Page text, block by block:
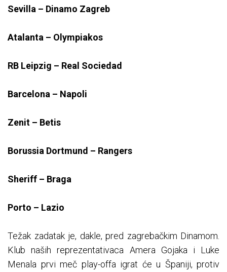
Sevilla – Dinamo Zagreb
Atalanta – Olympiakos
RB Leipzig – Real Sociedad
Barcelona – Napoli
Zenit – Betis
Borussia Dortmund – Rangers
Sheriff – Braga
Porto – Lazio
Težak zadatak je, dakle, pred zagrebačkim Dinamom.
Klub naših reprezentativaca Amera Gojaka i Luke
Menala prvi meč play-offa igrat će u Španiji, protiv